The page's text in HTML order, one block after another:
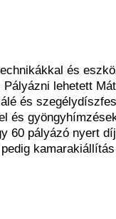
és
lehetett
és
és
60 pályázó nyert